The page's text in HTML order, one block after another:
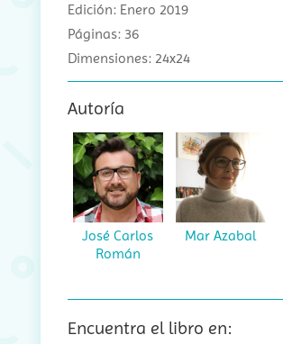
Edición: Enero 2019
Páginas: 36
Dimensiones: 24x24
Autoría
José Carlos
Román
Mar Azabal
Encuentra el libro en: